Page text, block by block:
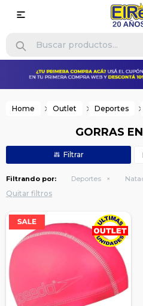

Home Outlet Deportes
GORRAS
Filtrando por: Deportes
Quitar filtros